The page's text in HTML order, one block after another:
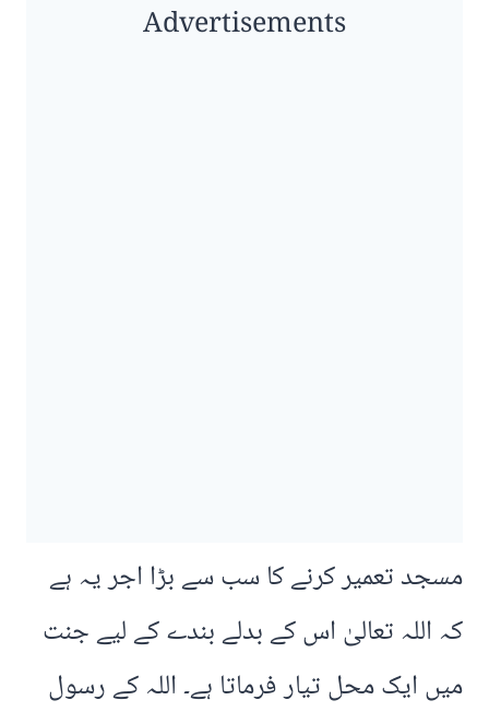
Advertisements
مسجد تعمیر کرنے کا سب سے بڑا اجر یہ ہے
کہ اللہ تعالیٰ اس کے بدلے بندے کے لیے جنت
میں ایک محل تیار فرماتا ہے۔ اللہ کے رسول